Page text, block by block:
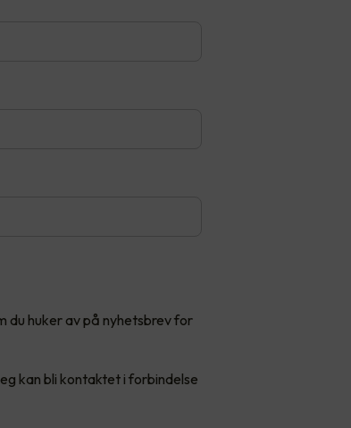
du huker av på nyhetsbrev for
kan bli kontaktet i forbindelse